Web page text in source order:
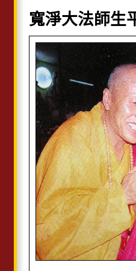
寬淨大法師生